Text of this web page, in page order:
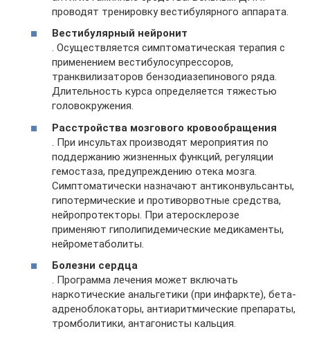
проводят тренировку вестибулярного аппарата.
Вестибулярный нейронит
. Осуществляется симптоматическая терапия с
применением вестибулосупрессоров,
транквилизаторов бензодиазепинового ряда.
Длительность курса определяется тяжестью
головокружения.
Расстройства мозгового кровообращения
. При инсультах производят мероприятия по
поддержанию жизненных функций, регуляции
гемостаза, предупреждению отека мозга.
Симптоматически назначают антиконвульсанты,
гипотермические и противорвотные средства,
нейропротекторы. При атеросклерозе
применяют гиполипидемические медикаменты,
нейрометаболиты.
Болезни сердца
. Программа лечения может включать
наркотические анальгетики (при инфаркте), бета-
адреноблокаторы, антиаритмические препараты,
тромболитики, антагонисты кальция.